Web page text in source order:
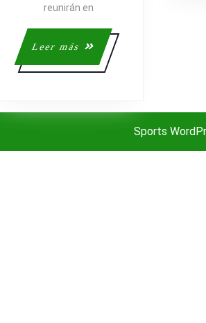
TRAIL
RUN
EN
EDICIÓN
reunirán en
Leer más
Leer
más
Sports